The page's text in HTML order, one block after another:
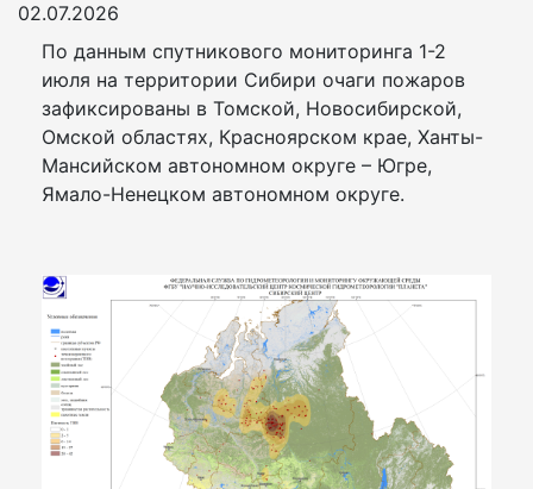
02.07.2026
По данным спутникового мониторинга 1-2
июля на территории Сибири очаги пожаров
зафиксированы в Томской, Новосибирской,
Омской областях, Красноярском крае, Ханты-
Мансийском автономном округе – Югре,
Ямало-Ненецком автономном округе.